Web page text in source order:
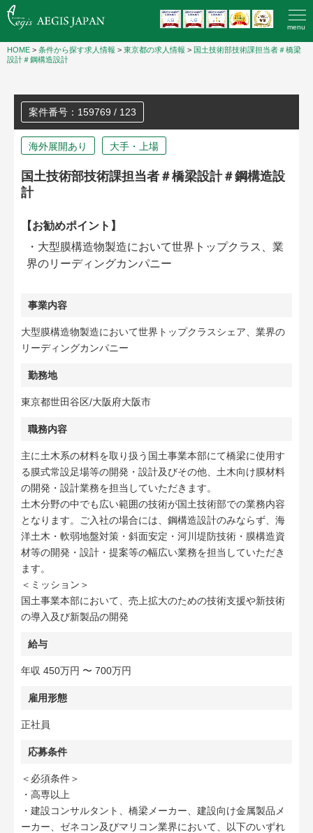
menu
HOME > 条件から探す求人情報 > 東京都の求人情報 > 国土技術部技術課担当者＃橋梁
設計＃鋼構造設計
案件番号：159769 / 123
海外展開あり 大手・上場
国土技術部技術課担当者＃橋梁設計＃鋼構造設
計
【お勧めポイント】
・大型膜構造物製造において世界トップクラス、業
界のリーディングカンパニー
事業内容
大型膜構造物製造において世界トップクラスシェア、業界の
リーディングカンパニー
勤務地
東京都世田谷区/大阪府大阪市
職務内容
主に土木系の材料を取り扱う国土事業本部にて橋梁に使用す
る膜式常設足場等の開発・設計及びその他、土木向け膜材料
の開発・設計業務を担当していただきます。
土木分野の中でも広い範囲の技術が国土技術部での業務内容
となります。ご入社の場合には、鋼構造設計のみならず、海
洋土木・軟弱地盤対策・斜面安定・河川堤防技術・膜構造資
材等の開発・設計・提案等の幅広い業務を担当していただき
ます。
＜ミッション＞
国土事業本部において、売上拡大のための技術支援や新技術
の導入及び新製品の開発
給与
年収 450万円 〜 700万円
雇用形態
正社員
応募条件
＜必須条件＞
・高専以上
・建設コンサルタント、橋梁メーカー、建設向け金属製品メ
ーカー、ゼネコン及びマリコン業界において、以下のいずれ